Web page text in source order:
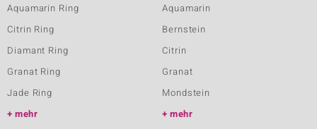
Aquamarin Ring
Citrin Ring
Diamant Ring
Granat Ring
Jade Ring
mehr
Aquamarin
Bernstein
Citrin
Granat
Mondstein
mehr